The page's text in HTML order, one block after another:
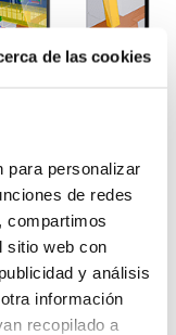
de las cookies
para personalizar
de redes
compartimos
sitio web con
y análisis
información
recopilado a
mins)
(40 mins)